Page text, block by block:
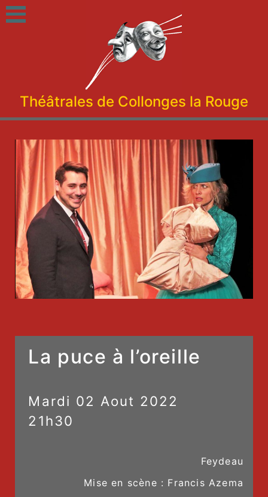
Théâtrales de Collonges la Rouge
La puce à l’oreille
Mardi 02 Aout 2022
21h30
Feydeau
Mise en scène : Francis Azema